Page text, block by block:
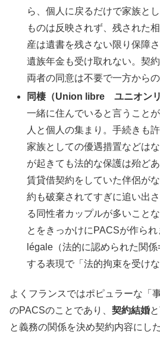
ら、個人に戻るだけで家族と
ものは反映されず、残された
産は遺書を残さない限り保障
遺族年金も受け取れない。契
両者の同意は不要で一方から
同棲（Union libre ユニオンリ
一緒に住んでいると言うこと
人と個人の集まり。手続きも
家族としての優遇措置などは
が起きても法的な保護は殆ど
賃貸借契約をしていた伴侶が
約も破棄されてすぎに追い出
る同性者カップルが多いこと
とをきっかけにPACSが作ら
légale（法的に認められた関
する表現で「法的拘束を受け
よくフランスではポピュラーな「
のPACSのことであり、 契約結婚
と義務の関係を決め契約内容にし